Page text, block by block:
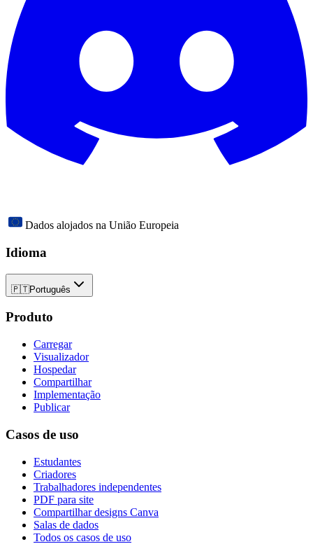
Dados alojados na União Europeia
Idioma
🇵🇹Português
Produto
Carregar
Visualizador
Hospedar
Compartilhar
Implementação
Publicar
Casos de uso
Estudantes
Criadores
Trabalhadores independentes
PDF para site
Compartilhar designs Canva
Salas de dados
Todos os casos de uso